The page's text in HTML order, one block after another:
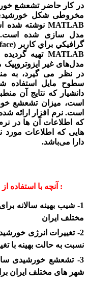
در کار حاضر تشعشع
مخروطی شکل
MATLAB نوشته شده
مدل سازی شده است.
گرافيكي براي كاربر (
MATLABتهیه
مدل‌های غیر
در نظر می گیرد، به
سطوح مایل استفاده
دانشیار که نتایج آن
است، میزان تشعشع
است. نرم افزار ارائه
که اطلاعات آن ها در
هایی که اطلاعات مورد
دارا می‌باشد.
آنچه با استفاده از برنامه نگاشته شده، قابل دست یابی است :
1- شیب بهینه سالانه
مختلف ایران
2- تغییرات انرژی
نسبت به حالت بهینه با
3- تشعشع خورشیدی
شهر های مختلف ایران